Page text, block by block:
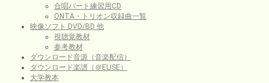
合唱パート練習用CD
ONTA・トリオン収録曲一覧
映像ソフト DVD/BD 他
視聴覚教材
参考教材
ダウンロード音源（音楽配信）
ダウンロード楽譜（＠ELISE）
大学教本